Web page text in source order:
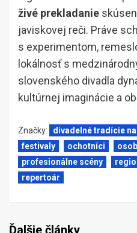
živé prekladanie
javiskovej reči. Práve
s experimentom,
lokálnosť s
slovenského divadla
kultúrnej imaginácie a
Značky: divadelné tradície
festivaly
ochotníci
profesionálne scény
repertoár